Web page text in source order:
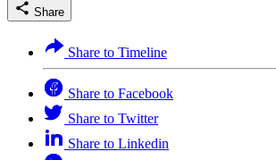
Share
Share to Timeline
Share to Facebook
Share to Twitter
Share to Linkedin